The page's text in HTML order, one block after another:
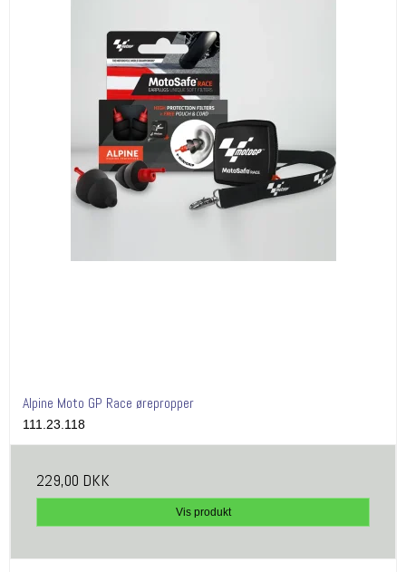
Alpine Moto GP Race ørepropper
111.23.118
229,00 DKK
Vis produkt